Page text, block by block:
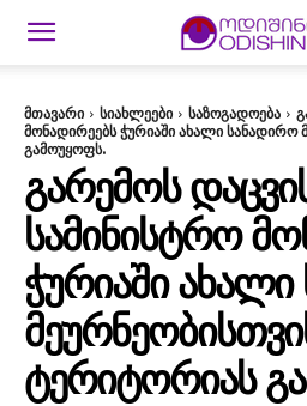
მთავარი სიახლეები საზოგადოება
მონადირეებს ჭურიაში ახალი სანადირო
გამოუყოფს.
ᲒᲐᲠᲔᲛᲝᲡ
ᲡᲐᲛᲘᲜᲘᲡᲢᲠᲝ
ᲭᲣᲠᲘᲐᲨᲘ
ᲢᲔᲠᲘᲢᲝᲠᲘᲐᲡ